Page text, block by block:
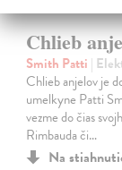
Chlieb
Smith Patti |
Chlieb anjelov je
umelkyne Patti
vezme do čias
Rimbauda či…
Na